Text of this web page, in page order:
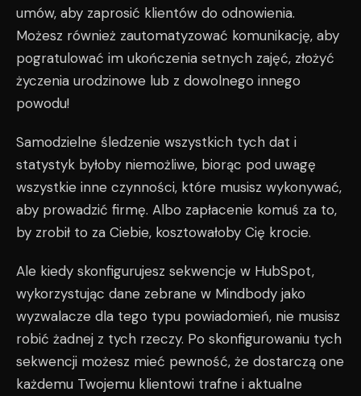
umów, aby zaprosić klientów do odnowienia.
Możesz również zautomatyzować komunikację, aby
pogratulować im ukończenia setnych zajęć, złożyć
życzenia urodzinowe lub z dowolnego innego
powodu!
Samodzielne śledzenie wszystkich tych dat i
statystyk byłoby niemożliwe, biorąc pod uwagę
wszystkie inne czynności, które musisz wykonywać,
aby prowadzić firmę. Albo zapłacenie komuś za to,
by zrobił to za Ciebie, kosztowałoby Cię krocie.
Ale kiedy skonfigurujesz sekwencje w HubSpot,
wykorzystując dane zebrane w Mindbody jako
wyzwalacze dla tego typu powiadomień, nie musisz
robić żadnej z tych rzeczy. Po skonfigurowaniu tych
sekwencji możesz mieć pewność, że dostarczą one
każdemu Twojemu klientowi trafne i aktualne